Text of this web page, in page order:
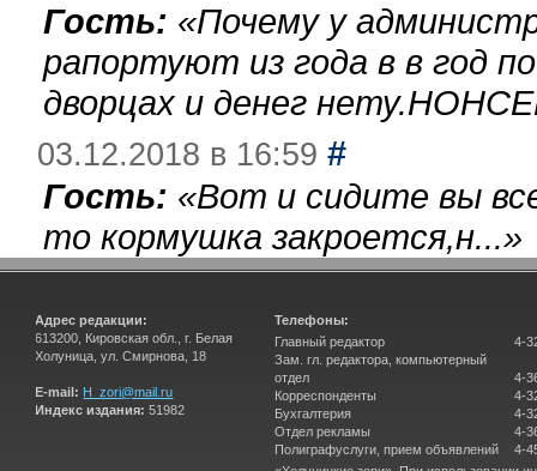
Гость: «Почему у
рапортуют из года в в год
дворцах и денег
03.12.2018 в 16:59 #
Гость: «Вот и сидите вы
то кормушка закроется,н...»
Адрес редакции:
613200, Кировская обл., г. Белая
Холуница, ул. Смирнова, 18
E-mail: H_zori@mail.ru
Индекс издания: 51982
Телефоны:
Главный редактор
Зам. гл. редактора, компьютерный
отдел
Корреспонденты
Бухгалтерия
Отдел рекламы
Полиграфуслуги, прием объявлений
4-
4-
4-
4-
4-
4-